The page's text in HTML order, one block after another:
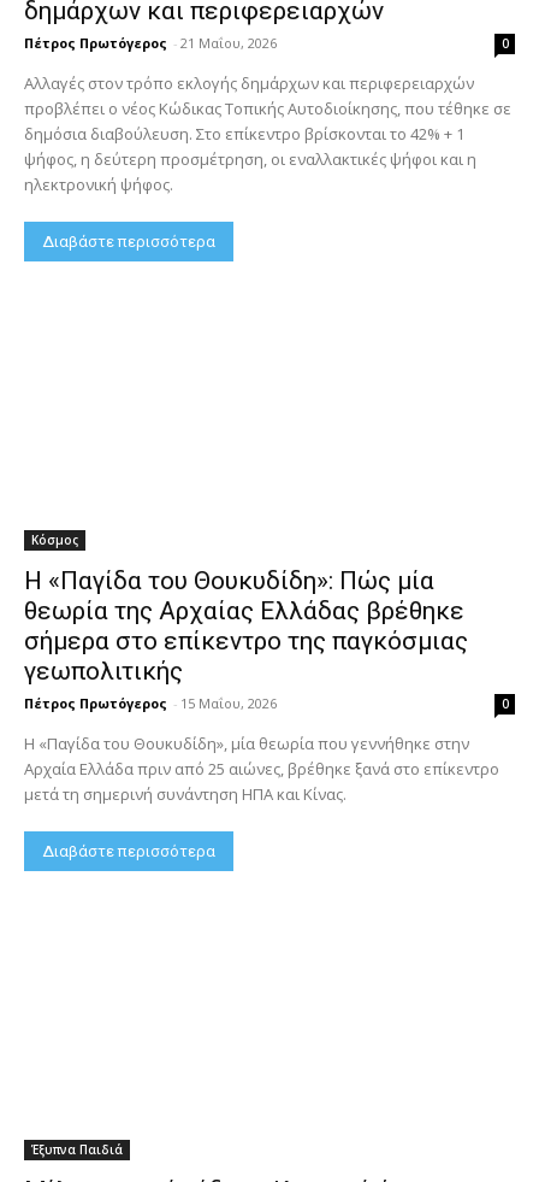
δημάρχων και περιφερειαρχών
Πέτρος Πρωτόγερος - 21 Μαΐου, 2026 0
Αλλαγές στον τρόπο εκλογής δημάρχων και περιφερειαρχών
προβλέπει ο νέος Κώδικας Τοπικής Αυτοδιοίκησης, που τέθηκε σε
δημόσια διαβούλευση. Στο επίκεντρο βρίσκονται το 42% + 1
ψήφος, η δεύτερη προσμέτρηση, οι εναλλακτικές ψήφοι και η
ηλεκτρονική ψήφος.
Διαβάστε περισσότερα
Κόσμος
Η «Παγίδα του Θουκυδίδη»: Πώς μία
θεωρία της Αρχαίας Ελλάδας βρέθηκε
σήμερα στο επίκεντρο της παγκόσμιας
γεωπολιτικής
Πέτρος Πρωτόγερος - 15 Μαΐου, 2026 0
Η «Παγίδα του Θουκυδίδη», μία θεωρία που γεννήθηκε στην
Αρχαία Ελλάδα πριν από 25 αιώνες, βρέθηκε ξανά στο επίκεντρο
μετά τη σημερινή συνάντηση ΗΠΑ και Κίνας.
Διαβάστε περισσότερα
Έξυπνα Παιδιά